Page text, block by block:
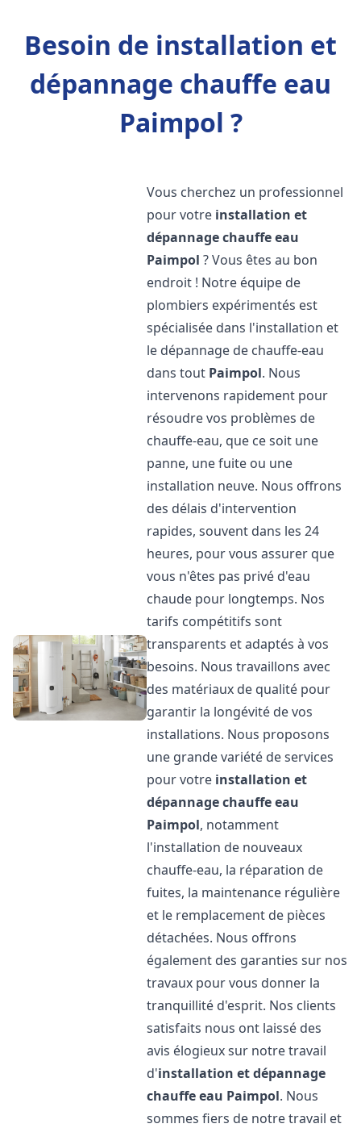
Besoin de installation et
dépannage chauffe eau
Paimpol ?
Vous cherchez un professionnel
pour votre installation et
dépannage chauffe eau
Paimpol ? Vous êtes au bon
endroit ! Notre équipe de
plombiers expérimentés est
spécialisée dans l'installation et
le dépannage de chauffe-eau
dans tout Paimpol. Nous
intervenons rapidement pour
résoudre vos problèmes de
chauffe-eau, que ce soit une
panne, une fuite ou une
installation neuve. Nous offrons
des délais d'intervention
rapides, souvent dans les 24
heures, pour vous assurer que
vous n'êtes pas privé d'eau
chaude pour longtemps. Nos
tarifs compétitifs sont
transparents et adaptés à vos
besoins. Nous travaillons avec
des matériaux de qualité pour
garantir la longévité de vos
installations. Nous proposons
une grande variété de services
pour votre installation et
dépannage chauffe eau
Paimpol, notamment
l'installation de nouveaux
chauffe-eau, la réparation de
fuites, la maintenance régulière
et le remplacement de pièces
détachées. Nous offrons
également des garanties sur nos
travaux pour vous donner la
tranquillité d'esprit. Nos clients
satisfaits nous ont laissé des
avis élogieux sur notre travail
d'installation et dépannage
chauffe eau Paimpol. Nous
sommes fiers de notre travail et